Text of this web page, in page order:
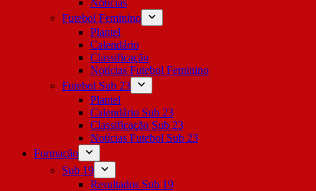
Notícias
Futebol Feminino
Plantel
Calendário
Classificação
Notícias Futebol Feminino
Futebol Sub 23
Plantel
Calendário Sub 23
Classificação Sub 23
Notícias Futebol Sub 23
Formação
Sub 19
Resultados Sub 19